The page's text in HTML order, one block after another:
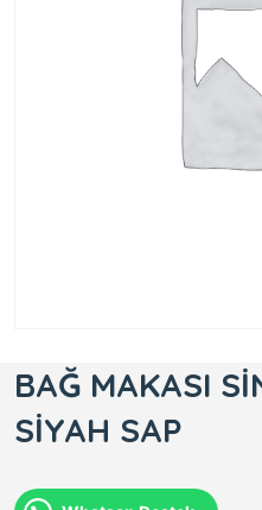
BAĞ MAKASI
SİYAH SAP